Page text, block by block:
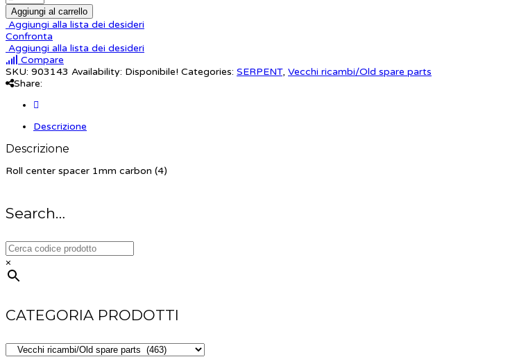
Aggiungi al carrello
Aggiungi alla lista dei desideri
Confronta
Aggiungi alla lista dei desideri
Compare
SKU: 903143 Availability: Disponibile! Categories: SERPENT, Vecchi ricambi/Old spare parts
Share:
Descrizione
Descrizione
Roll center spacer 1mm carbon (4)
Search…
×
CATEGORIA PRODOTTI